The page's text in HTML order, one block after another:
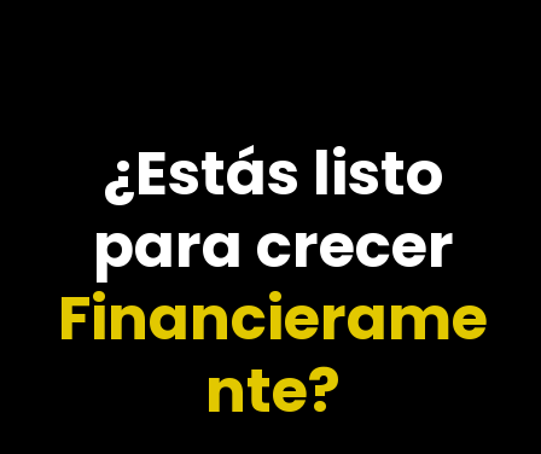
¿Estás listo
para crecer
Financierame
nte?